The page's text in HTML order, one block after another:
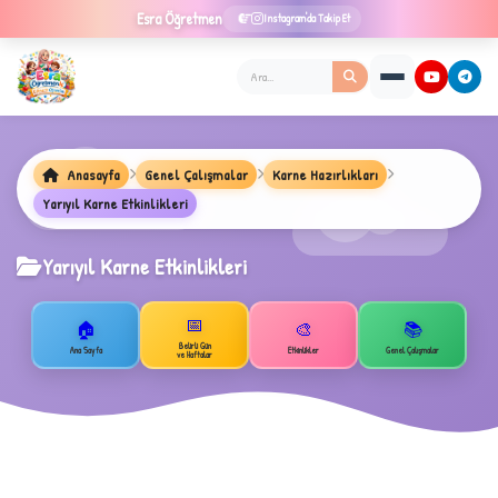
Esra Öğretmen Instagram'da Takip Et
Anasayfa Genel Çalışmalar
Karne Hazırlıkları
Yarıyıl Karne Etkinlikleri
Yarıyıl Karne Etkinlikleri
🏠
Ana Sayfa
📅
Belirli Gün
ve Haftalar
🎨
Etkinlikler
📚
Genel Çalışmalar